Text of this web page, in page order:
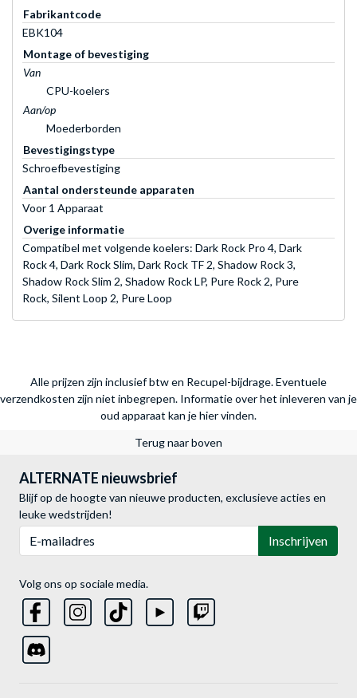
Fabrikantcode
EBK104
Montage of bevestiging
Van
CPU-koelers
Aan/op
Moederborden
Bevestigingstype
Schroefbevestiging
Aantal ondersteunde apparaten
Voor 1 Apparaat
Overige informatie
Compatibel met volgende koelers: Dark Rock Pro 4, Dark
Rock 4, Dark Rock Slim, Dark Rock TF 2, Shadow Rock 3,
Shadow Rock Slim 2, Shadow Rock LP, Pure Rock 2, Pure
Rock, Silent Loop 2, Pure Loop
Alle prijzen zijn inclusief btw en Recupel-bijdrage. Eventuele
verzendkosten zijn niet inbegrepen. Informatie over het inleveren van je
oud apparaat kan je hier vinden.
Terug naar boven
ALTERNATE nieuwsbrief
Blijf op de hoogte van nieuwe producten, exclusieve acties en
leuke wedstrijden!
Inschrijven
Volg ons op sociale media.